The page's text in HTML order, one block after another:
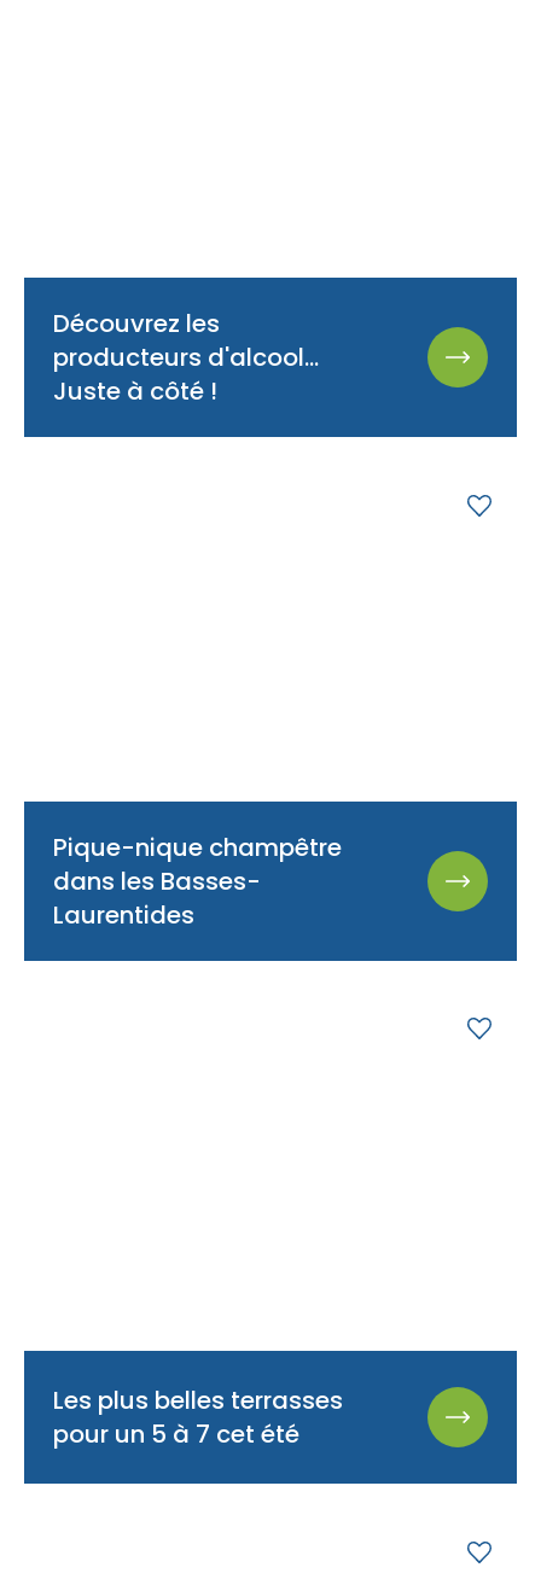
Découvrez les
producteurs d'alcool...
Juste à côté !
Pique-nique champêtre
dans les Basses-
Laurentides
Les plus belles terrasses
pour un 5 à 7 cet été